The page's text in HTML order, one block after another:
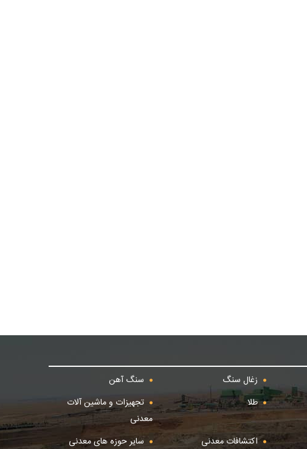
زغال سنگ
سنگ آهن
طلا
تجهیزات و ماشین آلات
معدنی
اکتشافات معدنی سایر حوزه های معدنی